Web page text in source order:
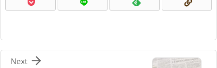

Next